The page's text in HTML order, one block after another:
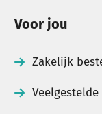
Voor jou
Zakelijk
Veelgestelde